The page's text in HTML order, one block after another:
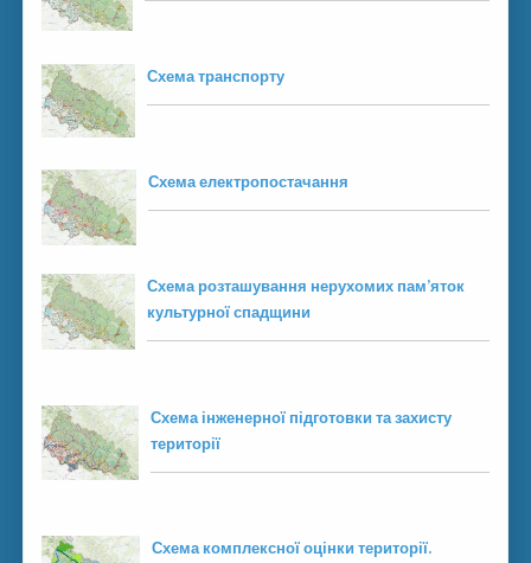
Схема транспорту
Схема електропостачання
Схема розташування нерухомих пам’яток
культурної спадщини
Схема інженерної підготовки та захисту
території
Схема комплексної оцінки території.